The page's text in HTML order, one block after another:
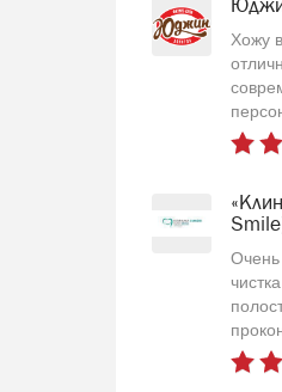
Хожу
Очень